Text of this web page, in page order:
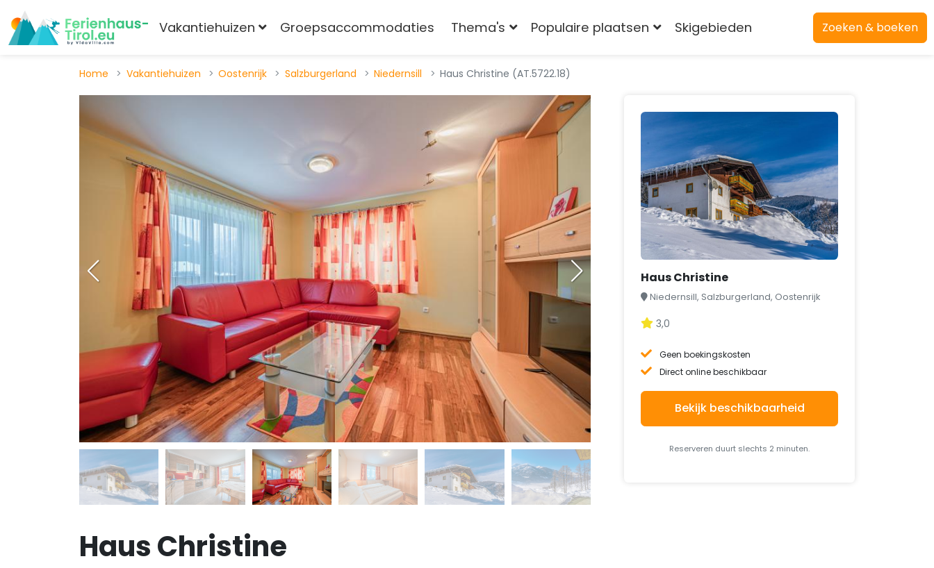
Vakantiehuizen Groepsaccommodaties Thema's Populaire plaatsen Skigebieden Zoeken & boeken
Home Vakantiehuizen Oostenrijk Salzburgerland Niedernsill Haus Christine (AT.5722.18)
Haus Christine
Haus Christine
Niedernsill, Salzburgerland, Oostenrijk
3,0
Geen boekingskosten
Direct online beschikbaar
Bekijk beschikbaarheid
Reserveren duurt slechts 2 minuten.